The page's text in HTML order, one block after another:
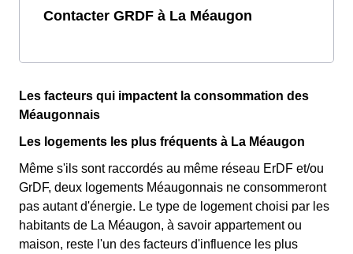
Contacter GRDF à La Méaugon
Les facteurs qui impactent la consommation des
Méaugonnais
Les logements les plus fréquents à La Méaugon
Même s'ils sont raccordés au même réseau ErDF et/ou
GrDF, deux logements Méaugonnais ne consommeront
pas autant d'énergie. Le type de logement choisi par les
habitants de La Méaugon, à savoir appartement ou
maison, reste l'un des facteurs d'influence les plus